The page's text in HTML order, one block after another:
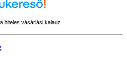
hiteles vásárlási kalauz